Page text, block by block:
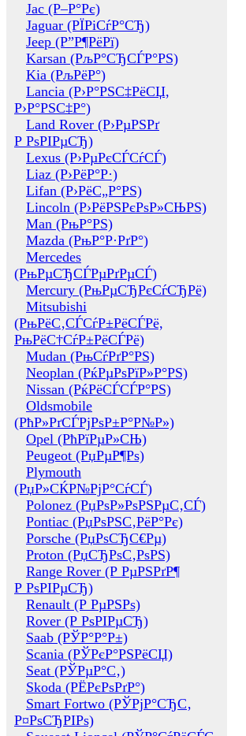
Jac (Р–Р°Рє)
Jaguar (РЇРіСѓР°СЂ)
Jeep (Р”Р¶РёРї)
Karsan (РљР°СЂСЃР°РЅ)
Kia (РљРёР°)
Lancia (Р›Р°РЅС‡РёСЏ,
Р›Р°РЅС‡Р°)
Land Rover (Р›РµРЅРґ
Р РѕРІРµСЂ)
Lexus (Р›РµРєСЃСѓСЃ)
Liaz (Р›РёР°Р·)
Lifan (Р›РёС„Р°РЅ)
Lincoln (Р›РёРЅРєРѕР»СЊРЅ)
Man (РњР°РЅ)
Mazda (РњР°Р·РґР°)
Mercedes
(РњРµСЂСЃРµРґРµСЃ)
Mercury (РњРµСЂРєСѓСЂРё)
Mitsubishi
(РњРёС‚СЃСѓР±РёСЃРё,
РњРёС†СѓР±РёСЃРё)
Mudan (РњСѓРґР°РЅ)
Neoplan (РќРµРѕРїР»Р°РЅ)
Nissan (РќРёСЃСЃР°РЅ)
Oldsmobile
(РћР»РґСЃРјРѕР±Р°Р№Р»)
Opel (РћРїРµР»СЊ)
Peugeot (РџРµР¶Рѕ)
Plymouth
(РџР»СЌР№РјР°СѓСЃ)
Polonez (РџРѕР»РѕРЅРµС‚СЃ)
Pontiac (РџРѕРЅС‚РёР°Рє)
Porsche (РџРѕСЂС€Рµ)
Proton (РџСЂРѕС‚РѕРЅ)
Range Rover (Р РµРЅРґР¶
Р РѕРІРµСЂ)
Renault (Р РµРЅРѕ)
Rover (Р РѕРІРµСЂ)
Saab (РЎР°Р°Р±)
Scania (РЎРєР°РЅРёСЏ)
Seat (РЎРµР°С‚)
Skoda (РЁРєРѕРґР°)
Smart Fortwo (РЎРјР°СЂС‚
Р¤РѕСЂРІРѕ)